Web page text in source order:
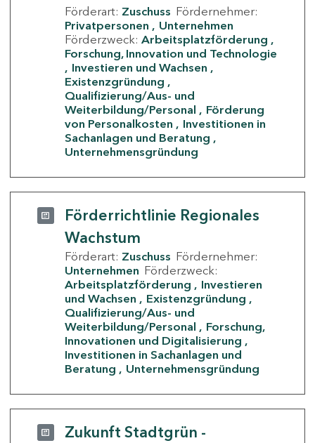
Förderart: Zuschuss Fördernehmer:
Privatpersonen
Unternehmen
Förderzweck: Arbeitsplatzförderung
Forschung, Innovation und Technologie
Investieren und Wachsen
Existenzgründung
Qualifizierung/Aus- und
Weiterbildung/Personal
Förderung
von Personalkosten
Investitionen in
Sachanlagen und Beratung
Unternehmensgründung
Förderrichtlinie Regionales
Wachstum
Förderart: Zuschuss Fördernehmer:
Unternehmen Förderzweck:
Arbeitsplatzförderung
Investieren
und Wachsen
Existenzgründung
Qualifizierung/Aus- und
Weiterbildung/Personal
Forschung,
Innovationen und Digitalisierung
Investitionen in Sachanlagen und
Beratung
Unternehmensgründung
Zukunft Stadtgrün -